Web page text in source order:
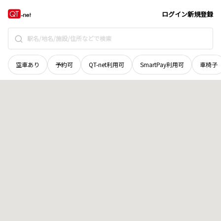
ログイン新規登録
空車あり 予約可 QT-net利用可 SmartPay利用可 車椅子
北海道